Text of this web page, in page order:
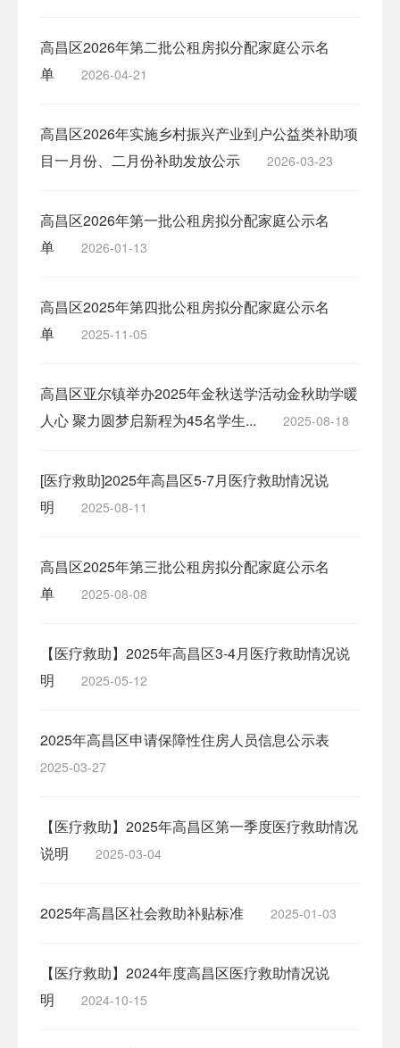
高昌区2026年第二批公租房拟分配家庭公示名
单
2026-04-21
高昌区2026年实施乡村振兴产业到户公益类补助项
目一月份、二月份补助发放公示
2026-03-23
高昌区2026年第一批公租房拟分配家庭公示名
单
2026-01-13
高昌区2025年第四批公租房拟分配家庭公示名
单
2025-11-05
高昌区亚尔镇举办2025年金秋送学活动金秋助学暖
人心 聚力圆梦启新程为45名学生...
2025-08-18
[医疗救助]2025年高昌区5-7月医疗救助情况说
明
2025-08-11
高昌区2025年第三批公租房拟分配家庭公示名
单
2025-08-08
【医疗救助】2025年高昌区3-4月医疗救助情况说
明
2025-05-12
2025年高昌区申请保障性住房人员信息公示表
2025-03-27
【医疗救助】2025年高昌区第一季度医疗救助情况
说明
2025-03-04
2025年高昌区社会救助补贴标准 2025-01-03
【医疗救助】2024年度高昌区医疗救助情况说
明
2024-10-15